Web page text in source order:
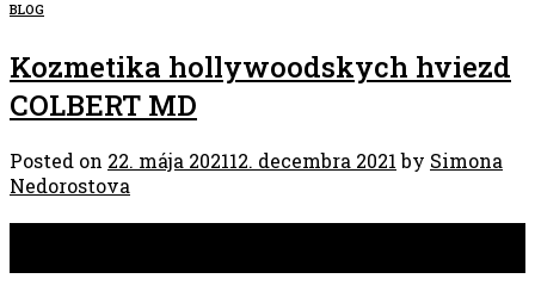
BLOG
Kozmetika hollywoodskych hviezd
COLBERT MD
Posted on 22. mája 202112. decembra 2021 by Simona
Nedorostova